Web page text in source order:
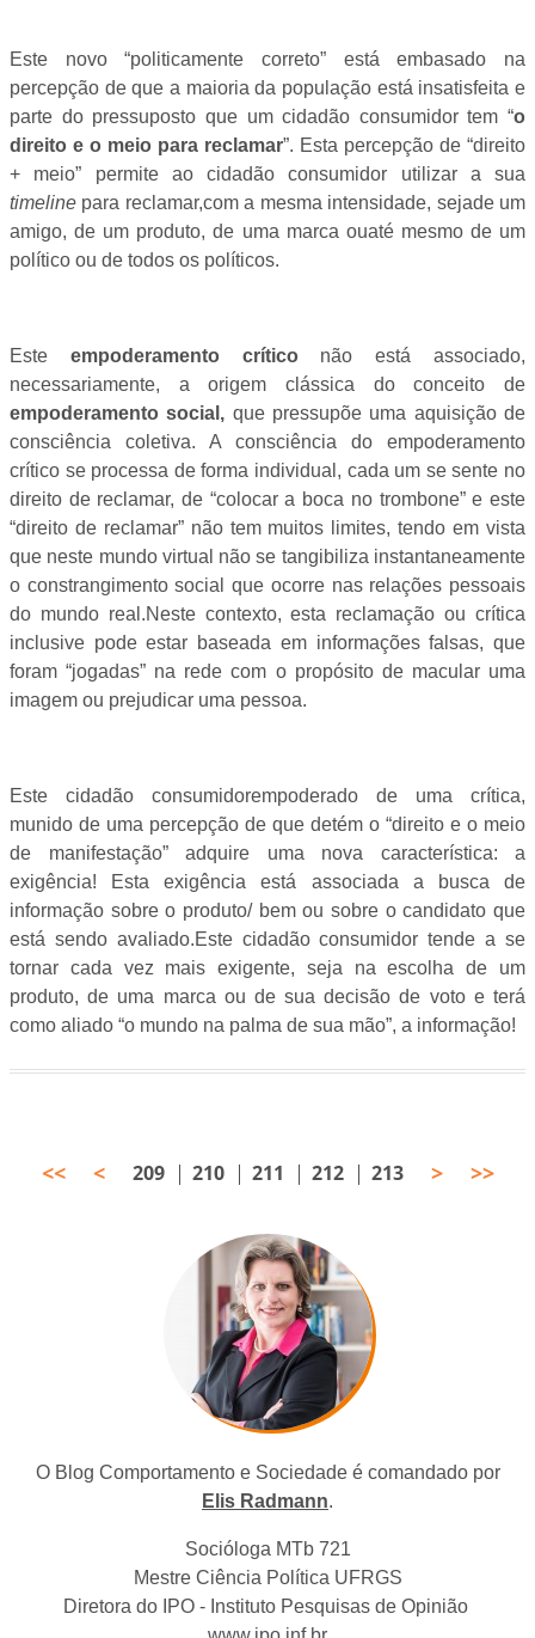
Este novo “politicamente correto” está embasado na
percepção de que a maioria da população está insatisfeita e
parte do pressuposto que um cidadão consumidor tem “o
direito e o meio para reclamar”. Esta percepção de “direito
+ meio” permite ao cidadão consumidor utilizar a sua
timeline para reclamar,com a mesma intensidade, sejade um
amigo, de um produto, de uma marca ouaté mesmo de um
político ou de todos os políticos.
Este empoderamento críticonão está associado,
necessariamente, a origem clássica do conceito de
empoderamento social, que pressupõe uma aquisição de
consciência coletiva. A consciência do empoderamento
crítico se processa de forma individual, cada um se sente no
direito de reclamar, de “colocar a boca no trombone” e este
“direito de reclamar” não tem muitos limites, tendo em vista
que neste mundo virtual não se tangibiliza instantaneamente
o constrangimento social que ocorre nas relações pessoais
do mundo real.Neste contexto, esta reclamação ou crítica
inclusive pode estar baseada em informações falsas, que
foram “jogadas” na rede com o propósito de macular uma
imagem ou prejudicar uma pessoa.
Este cidadão consumidorempoderado de uma crítica,
munido de uma percepção de que detém o “direito e o meio
de manifestação” adquire uma nova característica: a
exigência! Esta exigência está associada a busca de
informação sobre o produto/ bem ou sobre o candidato que
está sendo avaliado.Este cidadão consumidor tende a se
tornar cada vez mais exigente, seja na escolha de um
produto, de uma marca ou de sua decisão de voto e terá
como aliado “o mundo na palma de sua mão”, a informação!
<< < 209 210 211 212 213 > >>
O Blog Comportamento e Sociedade é comandado por
Elis Radmann.
Socióloga MTb 721
Mestre Ciência Política UFRGS
Diretora do IPO - Instituto Pesquisas de Opinião